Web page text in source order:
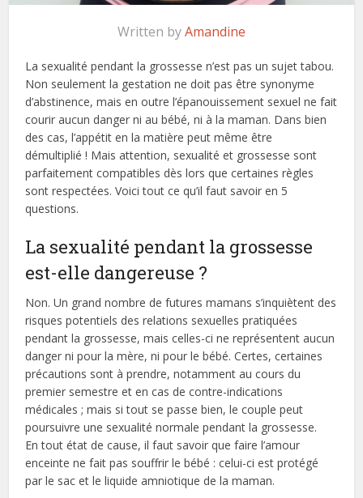
Written byAmandine
La sexualité pendant la grossesse n’est pas un sujet tabou.
Non seulement la gestation ne doit pas être synonyme
d’abstinence, mais en outre l’épanouissement sexuel ne fait
courir aucun danger ni au bébé, ni à la maman. Dans bien
des cas, l’appétit en la matière peut même être
démultiplié ! Mais attention, sexualité et grossesse sont
parfaitement compatibles dès lors que certaines règles
sont respectées. Voici tout ce qu’il faut savoir en 5
questions.
La sexualité pendant la grossesse
est-elle dangereuse ?
Non. Un grand nombre de futures mamans s’inquiètent des
risques potentiels des relations sexuelles pratiquées
pendant la grossesse, mais celles-ci ne représentent aucun
danger ni pour la mère, ni pour le bébé. Certes, certaines
précautions sont à prendre, notamment au cours du
premier semestre et en cas de contre-indications
médicales ; mais si tout se passe bien, le couple peut
poursuivre une sexualité normale pendant la grossesse.
En tout état de cause, il faut savoir que faire l’amour
enceinte ne fait pas souffrir le bébé : celui-ci est protégé
par le sac et le liquide amniotique de la maman.